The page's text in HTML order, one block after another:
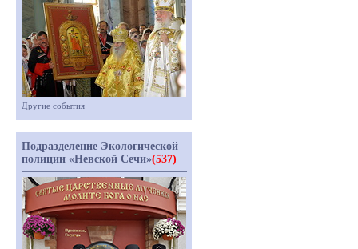
Другие события
Подразделение Экологической
полиции «Невской Сечи»(537)